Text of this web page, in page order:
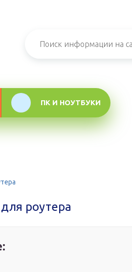
ПК И НОУТБУКИ
роутера